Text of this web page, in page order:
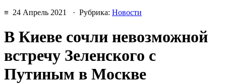
≡ 24 Апрель 2021 · Рубрика: Новости
В Киеве сочли невозможной
встречу Зеленского с
Путиным в Москве